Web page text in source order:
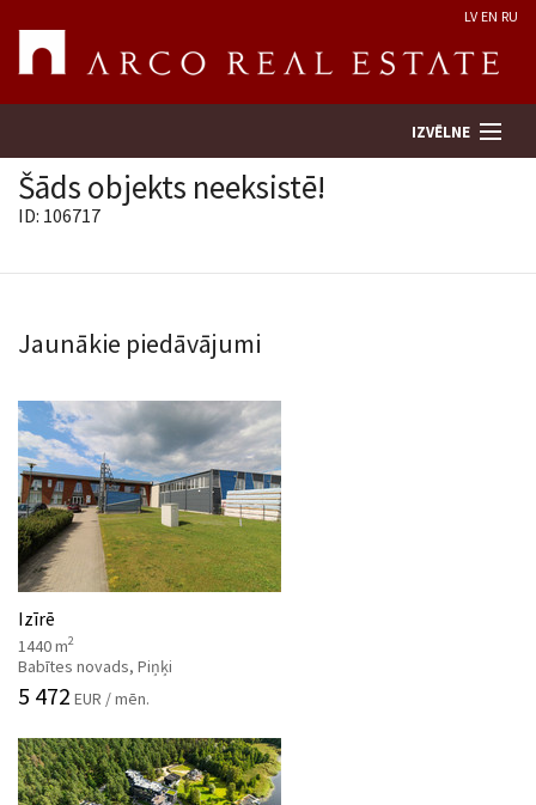
LV EN RU
IZVĒLNE
Uzņēmums
Pakalpojumi
Kontakti
Šāds objekts neeksistē!
ID: 106717
Jaunākie piedāvājumi
Izīrē
1440 m2
Babītes novads, Piņķi
5 472 EUR / mēn.